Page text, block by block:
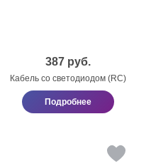
387 руб.
Кабель со светодиодом (RC)
Подробнее